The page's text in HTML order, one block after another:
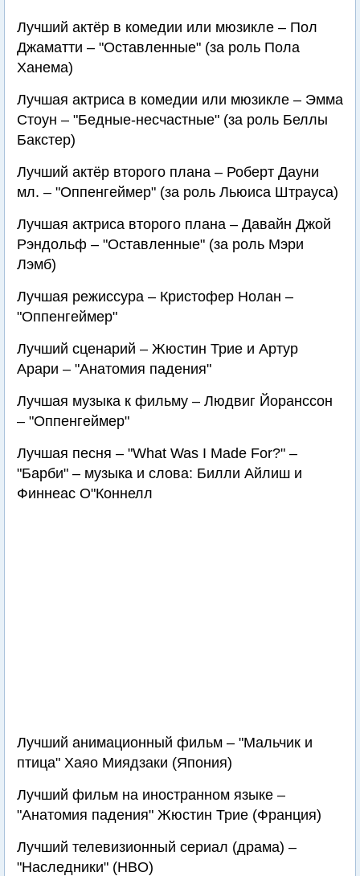
Лучший актёр в комедии или мюзикле – Пол
Джаматти – "Оставленные" (за роль Пола
Ханема)
Лучшая актриса в комедии или мюзикле – Эмма
Стоун – "Бедные-несчастные" (за роль Беллы
Бакстер)
Лучший актёр второго плана – Роберт Дауни
мл. – "Оппенгеймер" (за роль Льюиса Штрауса)
Лучшая актриса второго плана – Давайн Джой
Рэндольф – "Оставленные" (за роль Мэри
Лэмб)
Лучшая режиссура – Кристофер Нолан –
"Оппенгеймер"
Лучший сценарий – Жюстин Трие и Артур
Арари – "Анатомия падения"
Лучшая музыка к фильму – Людвиг Йоранссон
– "Оппенгеймер"
Лучшая песня – "What Was I Made For?" –
"Барби" – музыка и слова: Билли Айлиш и
Финнеас О"Коннелл
Лучший анимационный фильм – "Мальчик и
птица" Хаяо Миядзаки (Япония)
Лучший фильм на иностранном языке –
"Анатомия падения" Жюстин Трие (Франция)
Лучший телевизионный сериал (драма) –
"Наследники" (HBO)